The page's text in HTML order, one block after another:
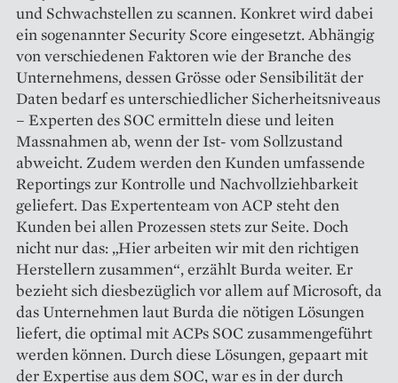
und Schwachstellen zu scannen. Konkret wird dabei
ein sogenannter Security ­Score eingesetzt. Abhängig
von verschiedenen Faktoren wie der Branche des
Unternehmens, dessen Grösse oder Sensibilität der
Daten bedarf es unterschiedlicher ­Sicherheitsniveaus
– ­Experten des SOC ermitteln diese und leiten
Massnahmen ab, wenn der Ist- vom Sollzustand
abweicht. Zudem werden den Kunden umfassende
Reportings zur Kontrolle und Nachvollziehbarkeit
geliefert. Das Expertenteam von ACP steht den
Kunden bei allen Prozessen stets zur Seite. Doch
nicht nur das: „Hier arbeiten wir mit den richtigen
Herstellern zusammen“, erzählt Burda weiter. Er
bezieht sich diesbezüglich vor allem auf Microsoft, da
das Unternehmen laut Burda die nötigen Lösungen
liefert, die optimal mit ACPs SOC zusammengeführt
werden können. Durch diese Lösungen, gepaart mit
der Expertise aus dem SOC, war es in der durch